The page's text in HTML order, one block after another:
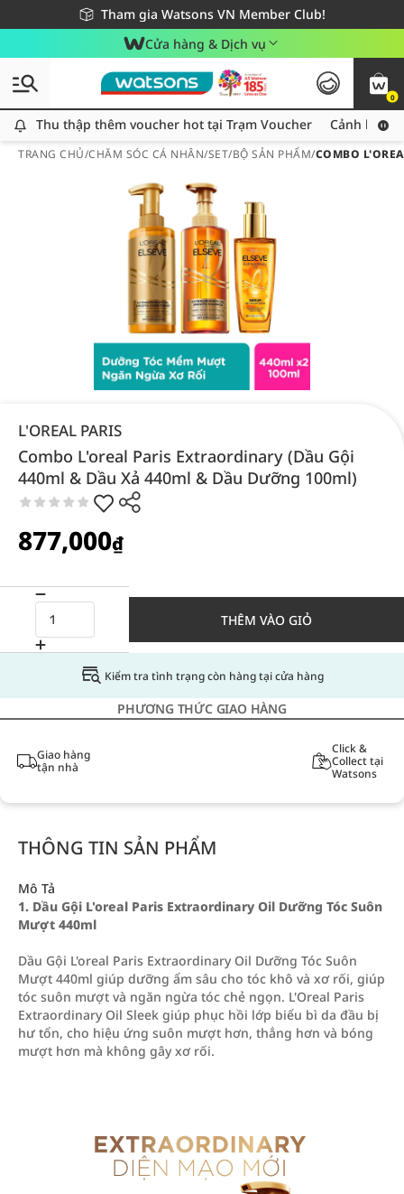
Tham gia Watsons VN Member Club!
Miễn phí giao hàng cho đơn hàng từ 249,000Đ
Giao hàng nhanh 24h - Áp dụng khu vực TP. Hồ Chí Minh
Cửa hàng & Dịch vụ
0
Thu thập thêm voucher hot tại Trạm Voucher
Thu thập thêm voucher hot tại Trạm Voucher Cảnh báo
TRANG CHỦ/CHĂM SÓC CÁ NHÂN/SET/BỘ SẢN PHẨM/COMBO
L'OREAL PARIS
Combo L'oreal Paris Extraordinary (Dầu Gội
440ml & Dầu Xả 440ml & Dầu Dưỡng 100ml)
877,000₫
THÊM VÀO GIỎ
Kiểm tra tình trạng còn hàng tại cửa hàng
PHƯƠNG THỨC GIAO HÀNG
Giao hàng
tận nhà
Click &
Collect tại
Watsons
THÔNG TIN SẢN PHẨM
Mô Tả
1. Dầu Gội L'oreal Paris Extraordinary Oil Dưỡng Tóc Suôn
Mượt 440ml
Dầu Gội L'oreal Paris Extraordinary Oil Dưỡng Tóc Suôn
Mượt 440ml giúp dưỡng ẩm sâu cho tóc khô và xơ rối, giúp
tóc suôn mượt và ngăn ngừa tóc chẻ ngọn. L'Oreal Paris
Extraordinary Oil Sleek giúp phục hồi lớp biểu bì da đầu bị
hư tổn, cho hiệu ứng suôn mượt hơn, thẳng hơn và bóng
mượt hơn mà không gây xơ rối.